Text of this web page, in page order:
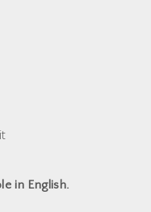
in English.